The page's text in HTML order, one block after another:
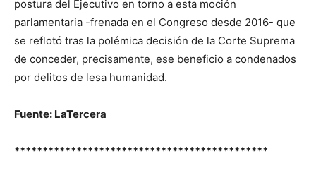
postura del Ejecutivo en torno a esta moción
parlamentaria -frenada en el Congreso desde 2016- que
se reflotó tras la polémica decisión de la Corte Suprema
de conceder, precisamente, ese beneficio a condenados
por delitos de lesa humanidad.
Fuente: LaTercera
*********************************************